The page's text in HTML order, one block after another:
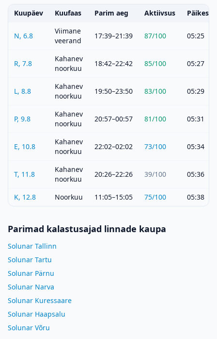
Kuupäev Kuufaas Parim aeg Aktiivsus
N, 6.8
Viimane
veerand
17:39–21:39 87/100 05:25
R, 7.8
Kahanev
noorkuu
18:42–22:42 85/100 05:27
L, 8.8
Kahanev
noorkuu
19:50–23:50 83/100 05:29
P, 9.8
Kahanev
noorkuu
20:57–00:57 81/100 05:31
E, 10.8
Kahanev
noorkuu
22:02–02:02 73/100 05:34
T, 11.8
Kahanev
noorkuu
20:26–22:26 39/100 05:36
K, 12.8 Noorkuu 11:05–15:05 75/100 05:38
Parimad kalastusajad linnade kaupa
Solunar Tallinn
Solunar Tartu
Solunar Pärnu
Solunar Narva
Solunar Kuressaare
Solunar Haapsalu
Solunar Võru